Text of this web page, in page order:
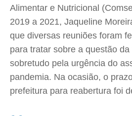
Alimentar e Nutricional
2019 a 2021, Jaqueline
que diversas reuniões foram
para tratar sobre a questão
sobretudo pela urgência do
pandemia. Na ocasião, o
prefeitura para reabertura foi